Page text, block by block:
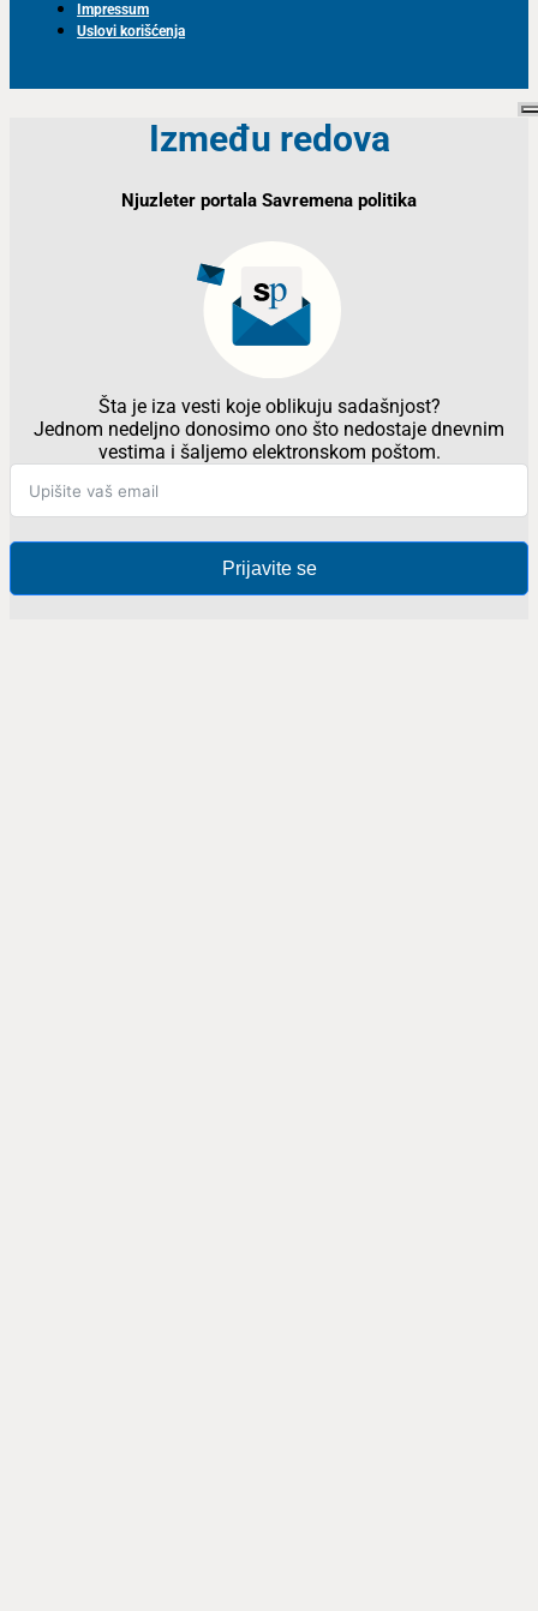
Impressum
Uslovi korišćenja
Između redova
Njuzleter portala Savremena politika
Šta je iza vesti koje oblikuju sadašnjost?
Jednom nedeljno donosimo ono što nedostaje dnevnim
vestima i šaljemo elektronskom poštom.
Prijavite se